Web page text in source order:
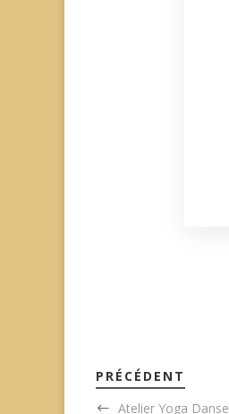
PRÉCÉDENT
Atelier Yoga Danse